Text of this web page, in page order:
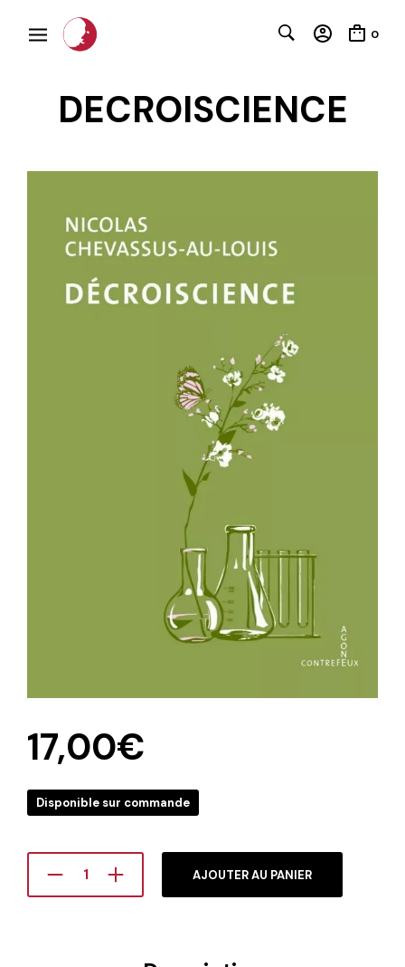
0
DECROISCIENCE
17,00€
Disponible sur commande
AJOUTER AU PANIER